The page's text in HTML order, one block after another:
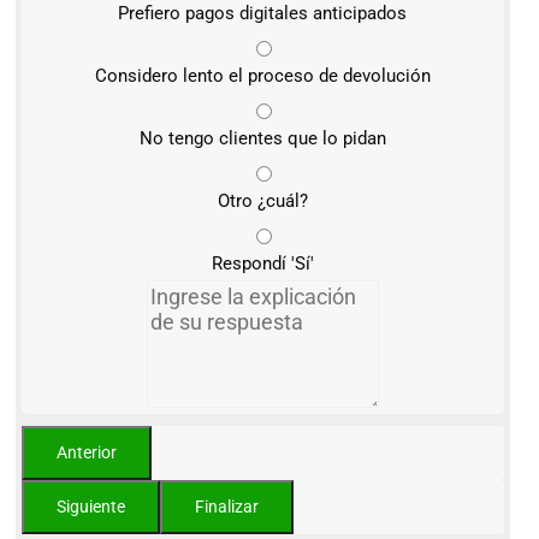
Prefiero pagos digitales anticipados
Considero lento el proceso de devolución
No tengo clientes que lo pidan
Otro ¿cuál?
Respondí 'Sí'